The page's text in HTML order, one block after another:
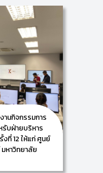
ศาสตราจารย์
วยคณบดีด้านการ
ตกรรม/ หัวหน้าศูนย์
ม (Knowledge and
และพร้อมด้วยคณะ
ด้านการบริหารระบบ
น ISO 30401: 2018
และการบริหาร
บมาตรฐาน ISO
System ให้
ดของศูนย์ศรีพัฒน์ คณะ
รวมจำนวนผู้ร่วม
นครั้งนี้ จัดขึ้นในวันที่
วัตกรรมการเรียนรู้
ตึก B ชั้น 2 ห้อง B
มหาวิทยาลัยเชียงใหม่
บัติการหัวข้อ เรื่อง
มพร้อมก่อนการตรวจ
านกิจกรรมการ
รับฝ่ายบริหาร
ที่ 12 ให้แก่ ศูนย์
าวิทยาลัย